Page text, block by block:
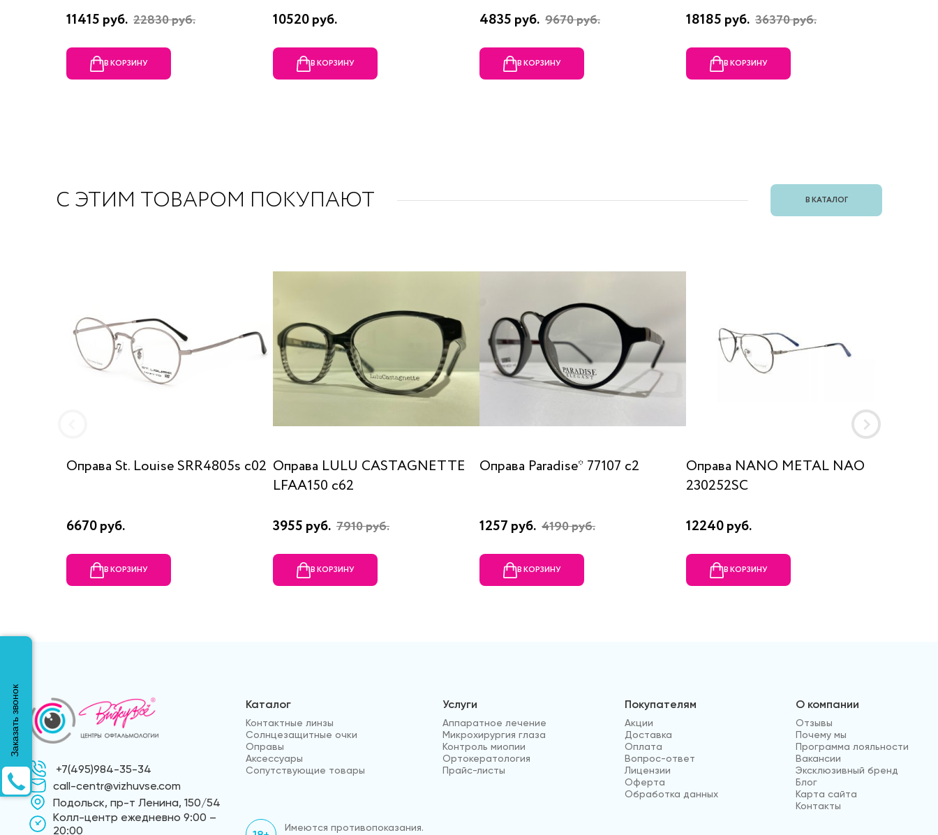
11415 руб. 22830 руб.
В КОРЗИНУ
10520 руб.
В КОРЗИНУ
4835 руб. 9670 руб.
В КОРЗИНУ
18185 руб. 36370 руб.
В КОРЗИНУ
С ЭТИМ ТОВАРОМ ПОКУПАЮТ В КАТАЛОГ
Оправа St. Louise SRR4805s c02
6670 руб.
В КОРЗИНУ
Оправа LULU CASTAGNETTE
LFAA150 c62
3955 руб. 7910 руб.
В КОРЗИНУ
Оправа Paradise* 77107 с2
1257 руб. 4190 руб.
В КОРЗИНУ
Оправа NANO METAL NAO
230252SC
12240 руб.
В КОРЗИНУ
+7(495)984-35-34
call-centr@vizhuvse.com
Подольск, пр-т Ленина, 150/54
Kолл-центр ежедневно 9:00 –
20:00
Каталог
Контактные линзы
Солнцезащитные очки
Оправы
Аксессуары
Сопутствующие товары
Услуги
Аппаратное лечение
Микрохирургия глаза
Контроль миопии
Ортокератология
Прайс-листы
Покупателям
Акции
Доставка
Оплата
Вопрос-ответ
Лицензии
Оферта
Обработка данных
О компании
Отзывы
Почему мы
Программа лояльности
Вакансии
Эксклюзивный бренд
Блог
Карта сайта
Контакты
Имеются противопоказания.
Заказать звонок